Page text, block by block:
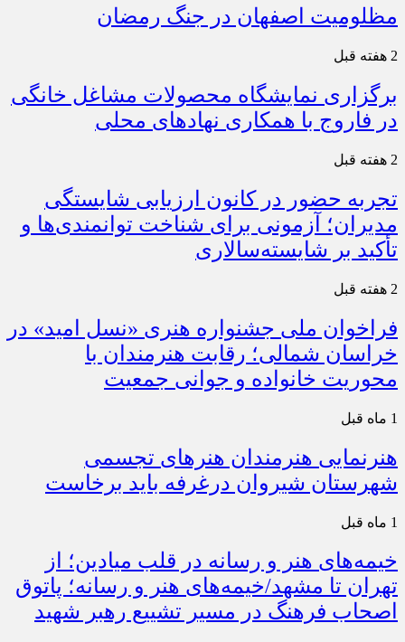
مظلومیت اصفهان در جنگ رمضان
2 هفته قبل
برگزاری نمایشگاه محصولات مشاغل خانگی
در فاروج با همکاری نهادهای محلی
2 هفته قبل
تجربه حضور در کانون ارزیابی شایستگی
مدیران؛ آزمونی برای شناخت توانمندی‌ها و
تأکید بر شایسته‌سالاری
2 هفته قبل
فراخوان ملی جشنواره هنری «نسل امید» در
خراسان شمالی؛ رقابت هنرمندان با
محوریت خانواده و جوانی جمعیت
1 ماه قبل
هنرنمایی هنرمندان هنرهای تجسمی
شهرستان شیروان درغرفه باید برخاست
1 ماه قبل
خیمه‌های هنر و رسانه در قلب میادین؛ از
تهران تا مشهد/خیمه‌های هنر و رسانه؛ پاتوق
اصحاب فرهنگ در مسیر تشییع رهبر شهید